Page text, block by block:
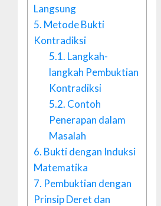
Langsung
5. Metode Bukti
Kontradiksi
5.1. Langkah-
langkah Pembuktian
Kontradiksi
5.2. Contoh
Penerapan dalam
Masalah
6. Bukti dengan Induksi
Matematika
7. Pembuktian dengan
Prinsip Deret dan